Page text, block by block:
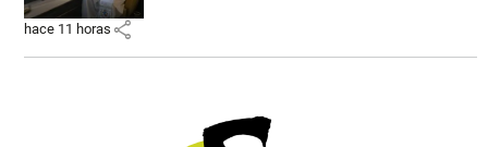
hace 11 horas share